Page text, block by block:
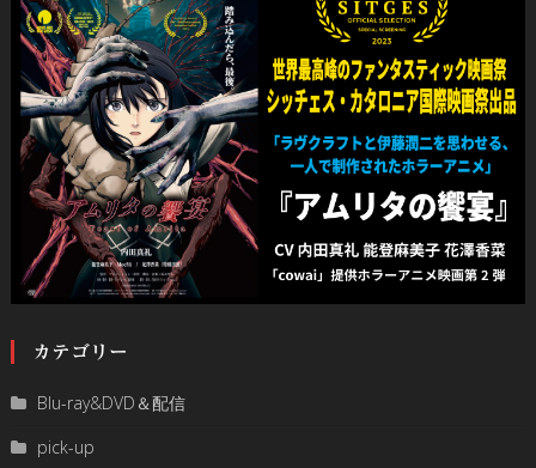
カテゴリー
Blu-ray&DVD＆配信
pick-up